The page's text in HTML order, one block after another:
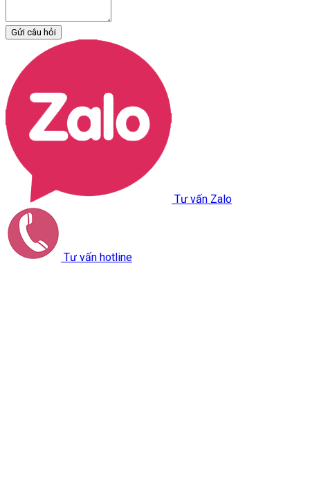
Gửi câu hỏi
Tư vấn Zalo
Tư vấn hotline